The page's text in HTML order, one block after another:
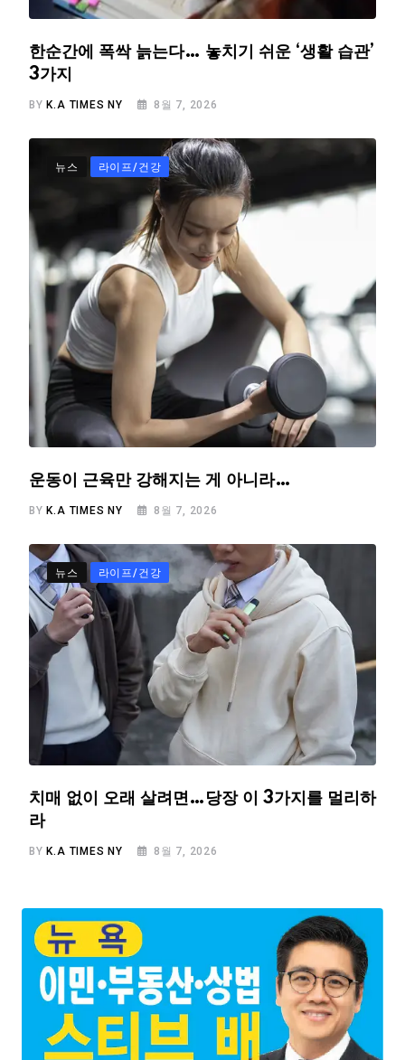
한순간에 폭싹 늙는다… 놓치기 쉬운 ‘생활 습관’
3가지
BY K.A TIMES NY 8월 7, 2026
뉴스 라이프/건강
운동이 근육만 강해지는 게 아니라…
BY K.A TIMES NY 8월 7, 2026
뉴스 라이프/건강
치매 없이 오래 살려면…당장 이 3가지를 멀리하
라
BYK.A TIMES NY 8월 7, 2026